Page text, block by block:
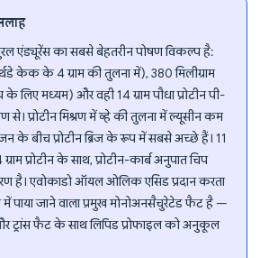
एंड्यूरेंस का सबसे बेहतरीन पोषण विकल्प है:
केक के 4 ग्राम की तुलना में), 380 मिलीग्राम
लिए मध्यम) और वही 14 ग्राम पौधा प्रोटीन पी-
से। प्रोटीन मिश्रण में व्हे की तुलना में ल्यूसीन कम
के बीच प्रोटीन ब्रिज के रूप में सबसे अच्छे हैं। 11
प्रोटीन के साथ, प्रोटीन-कार्ब अनुपात चिप
है। एवोकाडो ऑयल ओलिक एसिड प्रदान करता
जाने वाला प्रमुख मोनोअनसैचुरेटेड फैट है —
ट्रांस फैट के साथ लिपिड प्रोफाइल को अनुकूल